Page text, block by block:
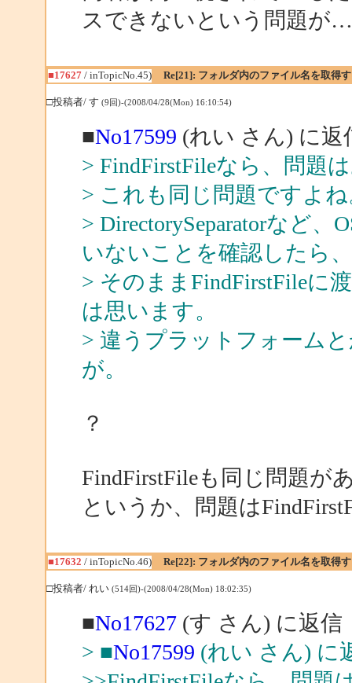
スできないという問題が
■17627/ inTopicNo.45) Re[21]: フォルダ内のファイル名を取得
□投稿者/ す (9回)-(2008/04/28(Mon) 16:10:54)
■No17599 (れい さん) に返
> FindFirstFileなら、問題
> これも同じ問題ですよ
> DirectorySeparatorなど
いないことを確認したら、
> そのままFindFirstFileに
は思います。
> 違うプラットフォーム
が。
？
FindFirstFileも同じ問題が
というか、問題は
■17632 / inTopicNo.46) Re[22]: フォルダ内のファイル名を取得
□投稿者/ れい (514回)-(2008/04/28(Mon) 18:02:35)
■No17627(す さん) に返信
> ■No17599 (れい さん) に